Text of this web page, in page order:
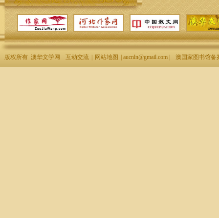
版权所有 澳华文学网 互动交流 网站地图 | aucnln@gmail.com | 澳国家图书馆备